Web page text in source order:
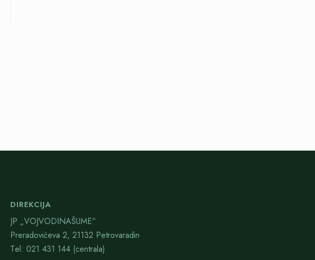
DIREKCIJA
JP „VOJVODINAŠUME“
Preradovićeva 2, 21132 Petrovaradin
Тel: 021 431 144 (centrala)